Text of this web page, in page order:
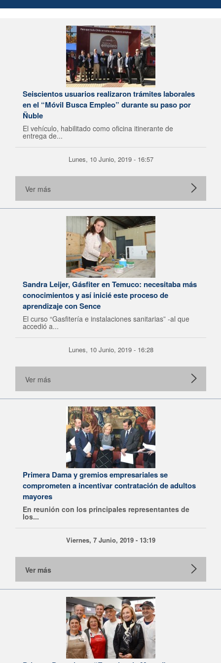
Seiscientos usuarios realizaron trámites laborales
en el “Móvil Busca Empleo” durante su paso por
Ñuble
El vehículo, habilitado como oficina itinerante de
entrega de...
Lunes, 10 Junio, 2019 - 16:57
Ver más
Sandra Leijer, Gásfiter en Temuco: necesitaba más
conocimientos y así inicié este proceso de
aprendizaje con Sence
El curso “Gasfitería e instalaciones sanitarias” -al que
accedió a...
Lunes, 10 Junio, 2019 - 16:28
Ver más
Primera Dama y gremios empresariales se
comprometen a incentivar contratación de adultos
mayores
En reunión con los principales representantes de
los...
Viernes, 7 Junio, 2019 - 13:19
Ver más